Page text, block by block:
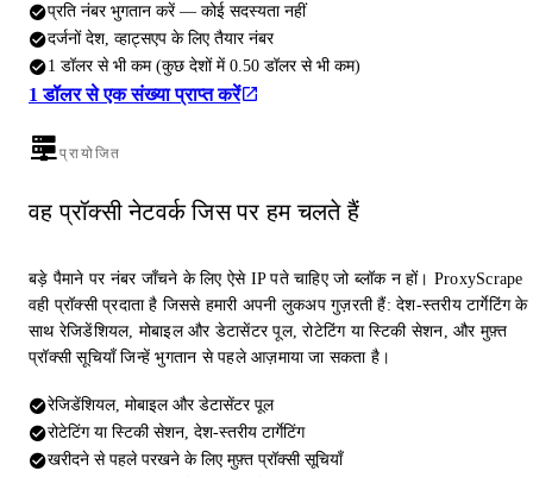
प्रति नंबर भुगतान करें — कोई सदस्यता नहीं
दर्जनों देश, व्हाट्सएप के लिए तैयार नंबर
1 डॉलर से भी कम (कुछ देशों में 0.50 डॉलर से भी कम)
1 डॉलर से एक संख्या प्राप्त करें
प्रायोजित
वह प्रॉक्सी नेटवर्क जिस पर हम चलते हैं
बड़े पैमाने पर नंबर जाँचने के लिए ऐसे IP पते चाहिए जो ब्लॉक न हों। ProxyScrape
वही प्रॉक्सी प्रदाता है जिससे हमारी अपनी लुकअप गुज़रती हैं: देश-स्तरीय टार्गेटिंग के
साथ रेजिडेंशियल, मोबाइल और डेटासेंटर पूल, रोटेटिंग या स्टिकी सेशन, और मुफ़्त
प्रॉक्सी सूचियाँ जिन्हें भुगतान से पहले आज़माया जा सकता है।
रेजिडेंशियल, मोबाइल और डेटासेंटर पूल
रोटेटिंग या स्टिकी सेशन, देश-स्तरीय टार्गेटिंग
खरीदने से पहले परखने के लिए मुफ़्त प्रॉक्सी सूचियाँ